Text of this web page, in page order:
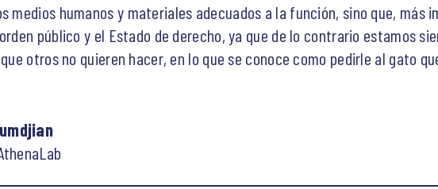
medios humanos y materiales adecuados a la función, sino que, más
público y el Estado de derecho, ya que de lo contrario estamos
otros no quieren hacer, en lo que se conoce como pedirle al gato